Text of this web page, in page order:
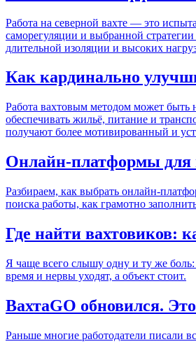
Работа на северной вахте — это
саморегуляции и выбранной
длительной изоляции и высоких
Как кардинально
Работа вахтовым методом может быть
обеспечивать жильё, питание и
получают более мотивированный и
Онлайн-платформы для
Разбираем, как выбрать онлайн-
поиска работы, как грамотно
Где найти вахтовиков:
Я чаще всего слышу одну и ту же
время и нервы уходят, а объект стоит.
ВахтаGO обновился.
Раньше многие работодатели писали